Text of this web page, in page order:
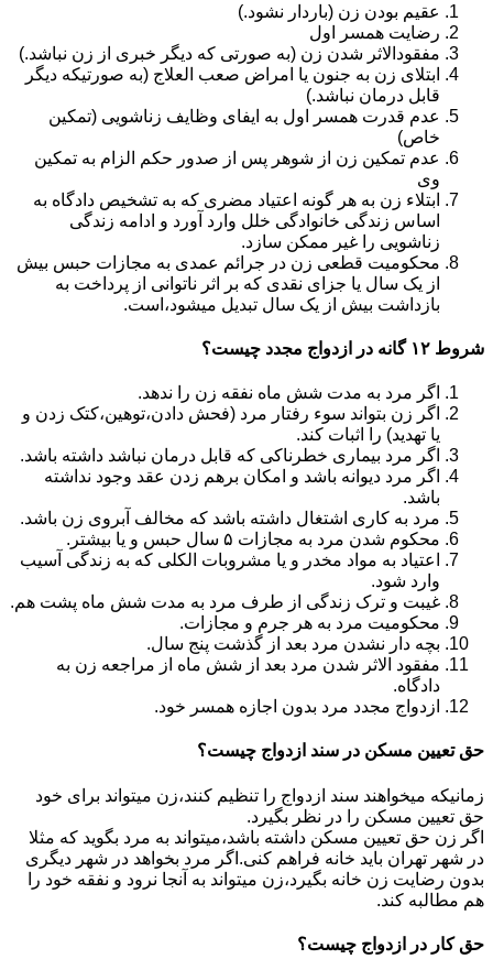
عقیم بودن زن (باردار نشود.)
رضایت همسر اول
مفقودالاثر شدن زن (به صورتی که دیگر خبری از زن نباشد.)
ابتلای زن به جنون یا امراض صعب العلاج (به صورتیکه دیگر
قابل درمان نباشد.)
عدم قدرت همسر اول به ایفای وظایف زناشویی (تمکین
خاص)
عدم تمکین زن از شوهر پس از صدور حکم الزام به تمکین
وی
ابتلاء زن به هر گونه اعتیاد مضری که به تشخیص دادگاه به
اساس زندگی خانوادگی خلل وارد آورد و ادامه زندگی
زناشویی را غیر ممکن سازد.
محکومیت قطعی زن در جرائم عمدی به مجازات حبس بیش
از یک سال یا جزای نقدی که بر اثر ناتوانی از پرداخت به
بازداشت بیش از یک سال تبدیل می‎شود،است.
شروط ۱۲ گانه در ازدواج مجدد چیست؟
اگر مرد به مدت شش ماه نفقه زن را ندهد.
اگر زن بتواند سوء رفتار مرد (فحش دادن،توهین،کتک زدن و
یا تهدید) را اثبات کند.
اگر مرد بیماری خطرناکی که قابل درمان نباشد داشته باشد.
اگر مرد دیوانه باشد و امکان برهم زدن عقد وجود نداشته
باشد.
مرد به کاری اشتغال داشته باشد که مخالف آبروی زن باشد.
محکوم شدن مرد به مجازات ۵ سال حبس و یا بیشتر.
اعتیاد به مواد مخدر و یا مشروبات الکلی که به زندگی آسیب
وارد شود.
غیبت و ترک زندگی از طرف مرد به مدت شش ماه پشت هم.
محکومیت مرد به هر جرم و مجازات.
بچه دار نشدن مرد بعد از گذشت پنج سال.
مفقود الاثر شدن مرد بعد از شش ماه از مراجعه زن به
دادگاه.
ازدواج مجدد مرد بدون اجازه همسر خود.
حق تعیین مسکن در سند ازدواج چیست؟
زمانیکه میخواهند سند ازدواج را تنظیم کنند،زن میتواند برای خود
حق تعیین مسکن را در نظر بگیرد.
اگر زن حق تعیین مسکن داشته باشد،میتواند به مرد بگوید که مثلا
در شهر تهران باید خانه فراهم کنی.اگر مرد بخواهد در شهر دیگری
بدون رضایت زن خانه بگیرد،زن میتواند به آنجا نرود و نفقه خود را
هم مطالبه کند.
حق کار در ازدواج چیست؟